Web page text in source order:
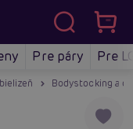
Pre páry Pre
Bodystocking a